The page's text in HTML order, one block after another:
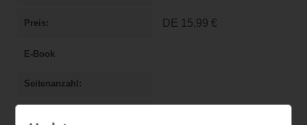
Preis DE 15,99 €
E-Book
Seitenanzahl